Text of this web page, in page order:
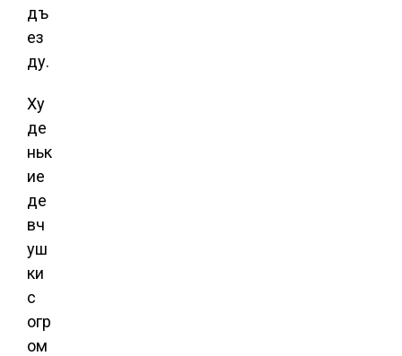
дъ
ез
ду.
Ху
де
ньк
ие
де
вч
уш
ки
с
огр
ом